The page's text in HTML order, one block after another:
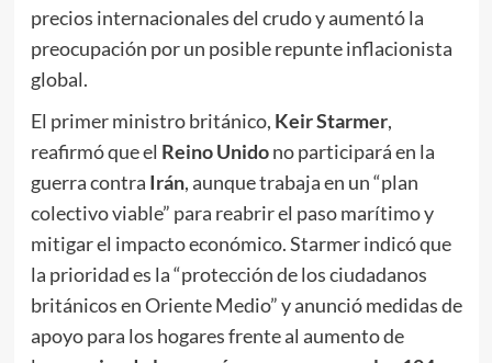
precios internacionales del crudo y aumentó la
preocupación por un posible repunte inflacionista
global.
El primer ministro británico, Keir Starmer,
reafirmó que el Reino Unidono participará en la
guerra contra Irán, aunque trabaja en un “plan
colectivo viable” para reabrir el paso marítimo y
mitigar el impacto económico. Starmer indicó que
la prioridad es la “protección de los ciudadanos
británicos en Oriente Medio” y anunció medidas de
apoyo para los hogares frente al aumento de